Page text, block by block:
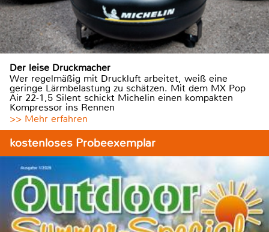
Der leise Druckmacher
Wer regelmäßig mit Druckluft arbeitet, weiß eine
geringe Lärmbelastung zu schätzen. Mit dem MX Pop
Air 22-1,5 Silent schickt Michelin einen kompakten
Kompressor ins Rennen
>> Mehr erfahren
kostenloses Probeexemplar